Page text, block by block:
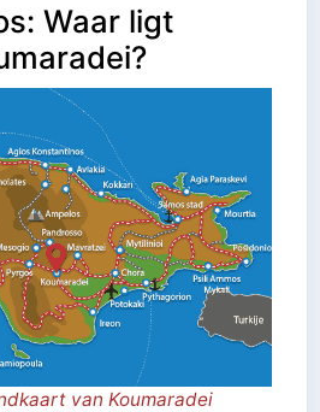
Waar ligt
van Koumaradei